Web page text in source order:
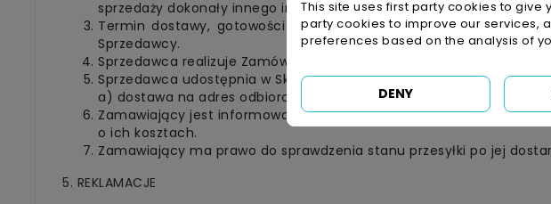
sprzedaży dokonały innego indywidualnego uzgodnienia w tym
Termin dostawy, gotowości do wysyłki lub inne terminy
Sprzedawcy.
Sprzedawca realizuje Zamówienia w kolejności ich wpłynięcia.
Sprzedawca udostępnia w Sklepie następujące formy dostawy:
a) dostawa na adres odbiorcy
Zamawiający jest informowany przed złożeniem Zamówienia
o ich kosztach.
Zamawiający ma prawo do sprawdzenia stanu przesyłki po jej
5. REKLAMACJE
This site uses first party cookies to give
party cookies to improve our services,
preferences based on the analysis of
DENY